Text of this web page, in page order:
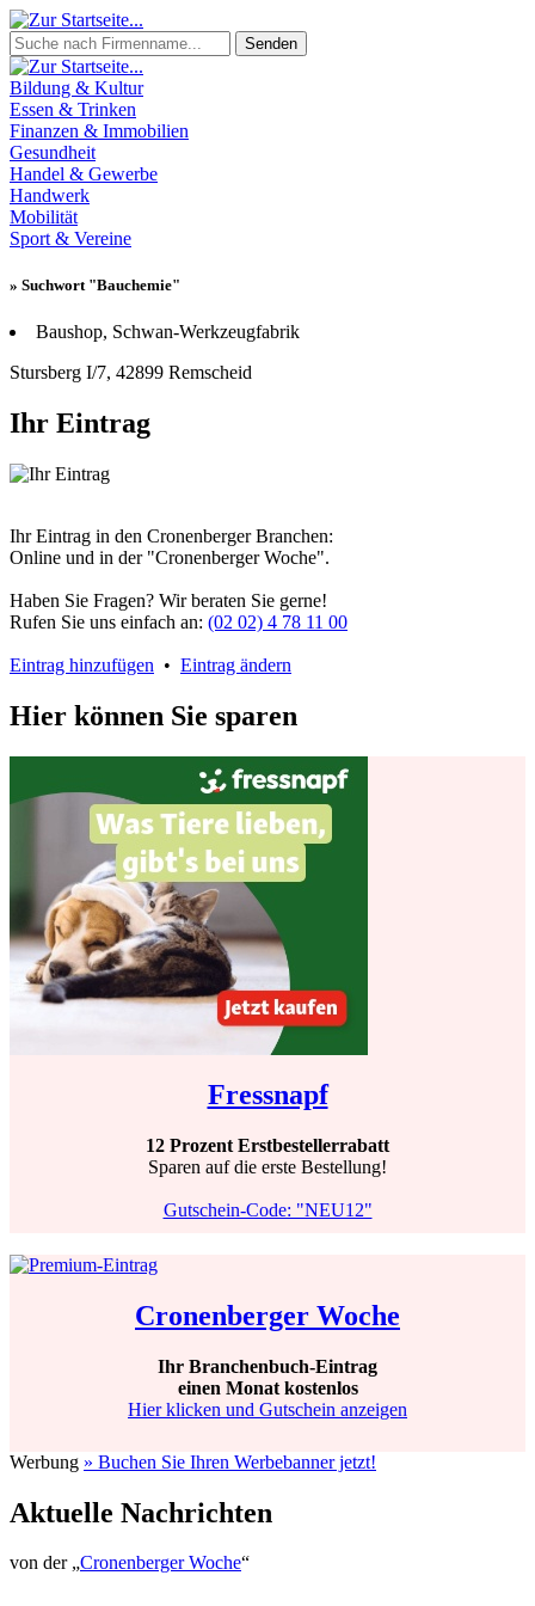
Senden
Bildung & Kultur
Essen & Trinken
Finanzen & Immobilien
Gesundheit
Handel & Gewerbe
Handwerk
Mobilität
Sport & Vereine
» Suchwort "Bauchemie"
Baushop, Schwan-Werkzeugfabrik
Stursberg I/7, 42899 Remscheid
Ihr Eintrag
Ihr Eintrag in den Cronenberger Branchen:
Online und in der "Cronenberger Woche".
Haben Sie Fragen? Wir beraten Sie gerne!
Rufen Sie uns einfach an: (02 02) 4 78 11 00
Eintrag hinzufügen • Eintrag ändern
Hier können Sie sparen
Fressnapf
12 Prozent Erstbestellerrabatt
Sparen auf die erste Bestellung!
Gutschein-Code: "NEU12"
Cronenberger Woche
Ihr Branchenbuch-Eintrag
einen Monat kostenlos
Hier klicken und Gutschein anzeigen
Werbung » Buchen Sie Ihren Werbebanner jetzt!
Aktuelle Nachrichten
von der „Cronenberger Woche“